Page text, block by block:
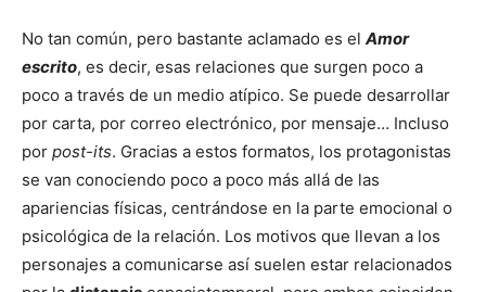
No tan común, pero bastante aclamado es el Amor
escrito, es decir, esas relaciones que surgen poco a
poco a través de un medio atípico. Se puede desarrollar
por carta, por correo electrónico, por mensaje… Incluso
por post-its. Gracias a estos formatos, los protagonistas
se van conociendo poco a poco más allá de las
apariencias físicas, centrándose en la parte emocional o
psicológica de la relación. Los motivos que llevan a los
personajes a comunicarse así suelen estar relacionados